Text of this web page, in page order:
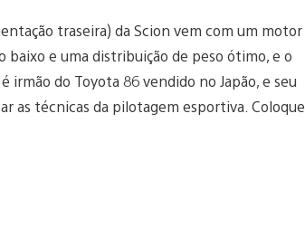
traseira) da Scion vem com um motor
e uma distribuição de peso ótimo, e o
do Toyota 86 vendido no Japão, e seu
as técnicas da pilotagem esportiva. Coloque